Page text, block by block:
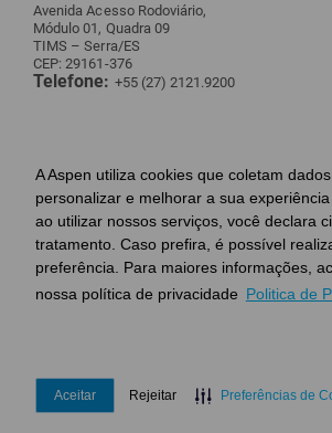
A Aspen utiliza cookies que coletam
personalizar e melhorar a sua
ao utilizar nossos serviços, você declara
tratamento. Caso prefira, é possível
preferência. Para maiores informações,
nossa política de privacidade Politica de
Aceitar Rejeitar Preferências de
Avenida Acesso Rodoviário,
Módulo 01, Quadra 09
TIMS – Serra/ES
CEP: 29161-376
Telefone: +55 (27) 2121.9200
Letícia Reitberger–leticia@target.inf.br|
Márcia Vilella– marcia@target.inf.br|
FAQ